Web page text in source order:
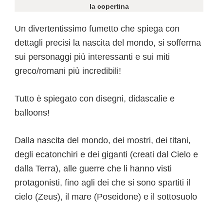
la copertina
Un divertentissimo fumetto che spiega con
dettagli precisi la nascita del mondo, si sofferma
sui personaggi più interessanti e sui miti
greco/romani più incredibili!
Tutto è spiegato con disegni, didascalie e
balloons!
Dalla nascita del mondo, dei mostri, dei titani,
degli ecatonchiri e dei giganti (creati dal Cielo e
dalla Terra), alle guerre che li hanno visti
protagonisti, fino agli dei che si sono spartiti il
cielo (Zeus), il mare (Poseidone) e il sottosuolo